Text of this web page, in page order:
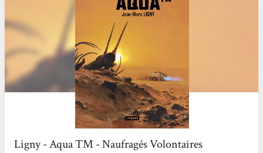
Ligny - Aqua TM - Naufragés Volontaires